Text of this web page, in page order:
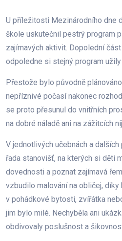
U příležitosti Mezinárodního dne
škole uskutečnil pestrý program
zajímavých aktivit. Dopolední
odpoledne si stejný program
Přestože bylo původně
nepříznivé počasí nakonec
se proto přesunul do vnitřních
na dobré náladě ani na zážitcích
V jednotlivých učebnách a
řada stanovišť, na kterých si děti
dovednosti a poznat zajímavá
vzbudilo malování na obličej,
v pohádkové bytosti, zvířátka
jim bylo milé. Nechyběla ani
obdivovaly poslušnost a